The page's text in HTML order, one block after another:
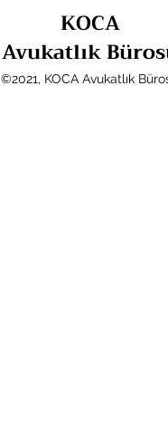
KOCA
Avukatlık
©2021, KOCA Avukatlık